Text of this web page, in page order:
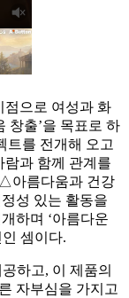
점으로 여성과 화
창출’을 목표로 하
트를 전개해 오고
과 함께 관계를
아름다움과 건강
성 있는 활동을
하며 ‘아름다운
셈이다.
하고, 이 제품의
자부심을 가지고